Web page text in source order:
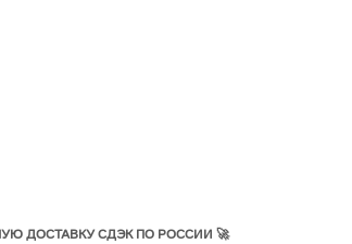
ДОСТАВКУ СДЭК ПО РОССИИ 🚀